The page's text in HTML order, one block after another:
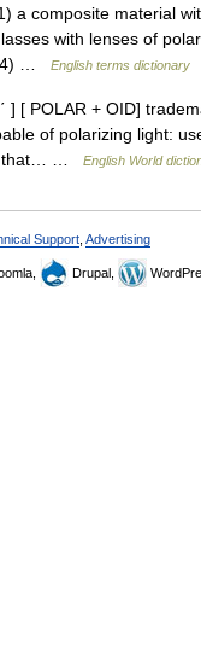
composite material
with lenses of
4) …
English terms dictionary
] [ POLAR + OID]
of polarizing light:
that… …
English World
Support Advertising
Drupal,